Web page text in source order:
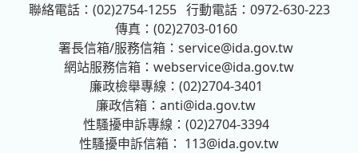
聯絡電話：(02)2754-1255 行動電話：0972-630-223
傳真：(02)2703-0160
署長信箱/服務信箱： service@ida.gov.tw
網站服務信箱： webservice@ida.gov.tw
廉政檢舉專線：(02)2704-3401
廉政信箱： anti@ida.gov.tw
性騷擾申訴專線：(02)2704-3394
性騷擾申訴信箱： 113@ida.gov.tw